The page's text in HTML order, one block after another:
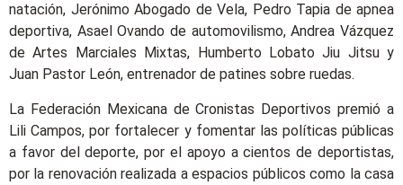
natación, Jerónimo Abogado de Vela, Pedro Tapia de apnea
deportiva, Asael Ovando de automovilismo, Andrea Vázquez
de Artes Marciales Mixtas, Humberto Lobato Jiu Jitsu y
Juan Pastor León, entrenador de patines sobre ruedas.
La Federación Mexicana de Cronistas Deportivos premió a
Lili Campos, por fortalecer y fomentar las políticas públicas
a favor del deporte, por el apoyo a cientos de deportistas,
por la renovación realizada a espacios públicos como la casa